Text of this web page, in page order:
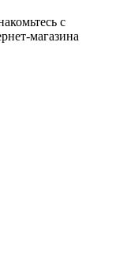
с
магазина